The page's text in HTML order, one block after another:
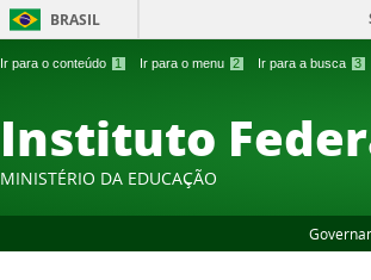
Ir para o conteúdo 1 Ir para o menu 2 Ir para a busca 3
BRASIL
Instituto
MINISTÉRIO DA EDUCAÇÃO